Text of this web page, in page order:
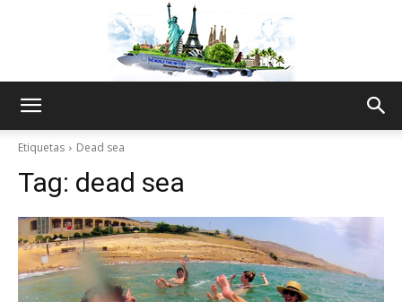
Thru
Etiquetas Dead sea
Tag: dead sea